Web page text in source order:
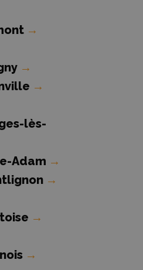
→
→
→
lès-
Adam →
→
→
→